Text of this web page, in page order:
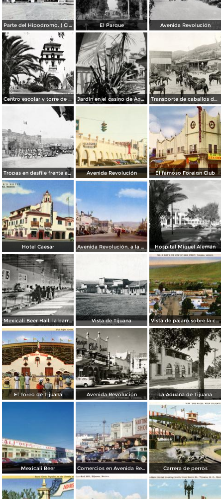
Parte del Hipodromo. ( Circulada el 12 de Julio de 1922 ). El Parque Avenida Revolución
Centro escolar y torre de Agua Caliente Jardín en el casino de Agua Caliente Transporte de caballos del hipódromo hacia Estados Unidos
Tropas en desfile frente al Palacio Federal Avenida Revolución El famoso Foreign Club
Hotel Caesar Avenida Revolución, a la entrada Hospital Miguel Alemán
Mexicali Beer Hall, la barra más grande del mundo Vista de Tijuana Vista de pájaro sobre la calle principal de Tijuana
El Toreo de Tijuana Avenida Revolución La Aduana de Tijuana
Mexicali Beer Comercios en Avenida Revolución Carrera de perros